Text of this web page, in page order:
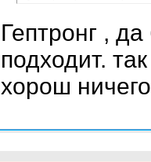
Гептронг ,
подходит.
хорош